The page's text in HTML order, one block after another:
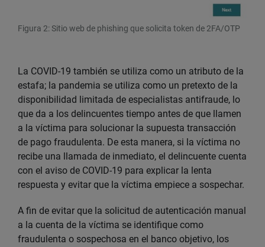
Figura 2: Sitio web de phishing que solicita token de 2FA/OTP
La COVID-19 también se utiliza como un atributo de la
estafa; la pandemia se utiliza como un pretexto de la
disponibilidad limitada de especialistas antifraude, lo
que da a los delincuentes tiempo antes de que llamen
a la víctima para solucionar la supuesta transacción
de pago fraudulenta. De esta manera, si la víctima no
recibe una llamada de inmediato, el delincuente cuenta
con el aviso de COVID-19 para explicar la lenta
respuesta y evitar que la víctima empiece a sospechar.
A fin de evitar que la solicitud de autenticación manual
a la cuenta de la víctima se identifique como
fraudulenta o sospechosa en el banco objetivo, los